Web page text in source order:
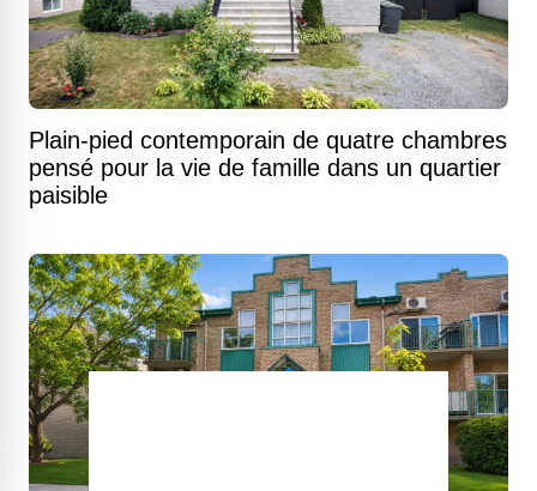
Plain-pied contemporain de quatre chambres
pensé pour la vie de famille dans un quartier
paisible